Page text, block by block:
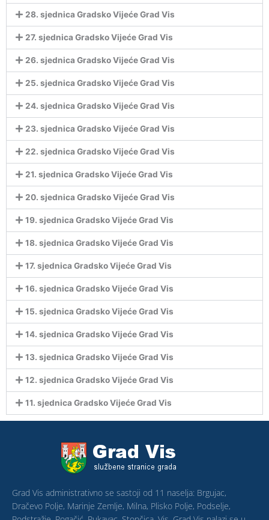
28. sjednica Gradsko Vijeće Grad Vis
27. sjednica Gradsko Vijeće Grad Vis
26. sjednica Gradsko Vijeće Grad Vis
25. sjednica Gradsko Vijeće Grad Vis
24. sjednica Gradsko Vijeće Grad Vis
23. sjednica Gradsko Vijeće Grad Vis
22. sjednica Gradsko Vijeće Grad Vis
21. sjednica Gradsko Vijeće Grad Vis
20. sjednica Gradsko Vijeće Grad Vis
19. sjednica Gradsko Vijeće Grad Vis
18. sjednica Gradsko Vijeće Grad Vis
17. sjednica Gradsko Vijeće Grad Vis
16. sjednica Gradsko Vijeće Grad Vis
15. sjednica Gradsko Vijeće Grad Vis
14. sjednica Gradsko Vijeće Grad Vis
13. sjednica Gradsko Vijeće Grad Vis
12. sjednica Gradsko Vijeće Grad Vis
11. sjednica Gradsko Vijeće Grad Vis
Grad Vis administrativno se sastoji od 11 naselja: Brgujac,
Dračevo Polje, Marinje Zemlje, Milna, Plisko Polje, Podselje,